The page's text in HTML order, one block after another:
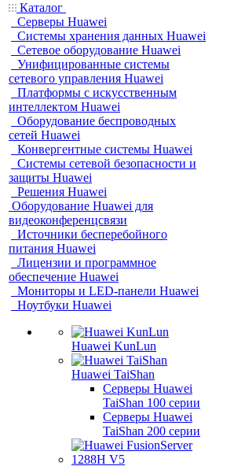
Каталог
Серверы Huawei
Системы хранения данных Huawei
Сетевое оборудование Huawei
Унифицированные системы
сетевого управления Huawei
Платформы с искусственным
интеллектом Huawei
Оборудование беспроводных
сетей Huawei
Конвергентные системы Huawei
Системы сетевой безопасности и
защиты Huawei
Решения Huawei
Оборудование Huawei для
видеоконференцсвязи
Источники бесперебойного
питания Huawei
Лицензии и программное
обеспечение Huawei
Мониторы и LED-панели Huawei
Ноутбуки Huawei
Huawei KunLun
Huawei TaiShan
Серверы Huawei
TaiShan 100 серии
Серверы Huawei
TaiShan 200 серии